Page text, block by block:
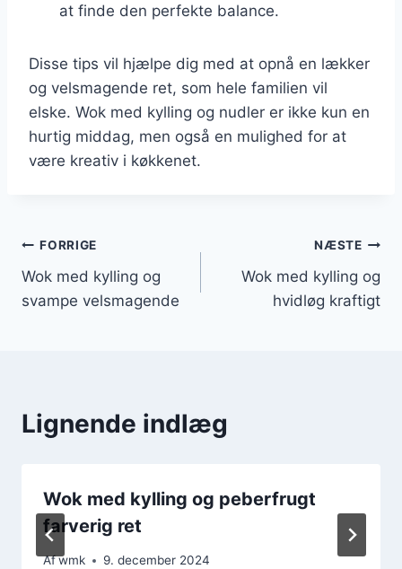
at finde den perfekte balance.
Disse tips vil hjælpe dig med at opnå en lækker
og velsmagende ret, som hele familien vil
elske. Wok med kylling og nudler er ikke kun en
hurtig middag, men også en mulighed for at
være kreativ i køkkenet.
Indlægsnavigation
FORRIGE
Wok med kylling og
svampe velsmagende
NÆSTE
Wok med kylling og
hvidløg kraftigt
Lignende indlæg
Wok med kylling og peberfrugt
farverig ret
Afwmk 9. december 2024